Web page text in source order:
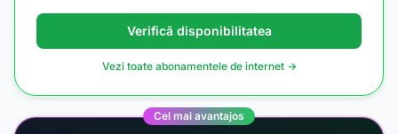
Verifică disponibilitatea
Vezi toate abonamentele de internet →
Cel mai avantajos